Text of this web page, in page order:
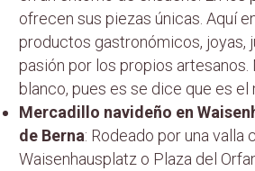
ofrecen sus piezas únicas. Aquí
productos gastronómicos, joyas,
pasión por los propios
blanco, pues es se dice que es el
Mercadillo navideño en
de Berna: Rodeado por una valla
Waisenhausplatz o Plaza del